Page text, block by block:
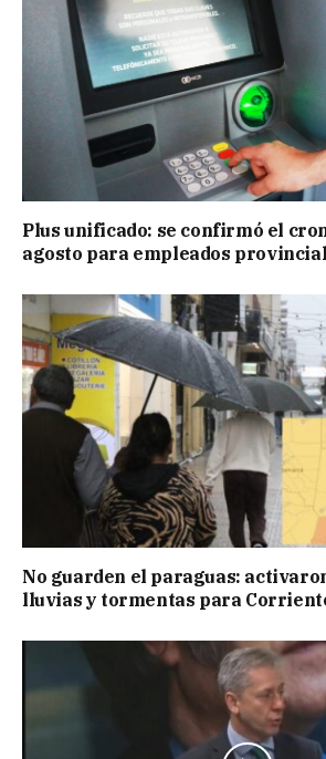
Plus unificado: se confirmó el
agosto para empleados
No guarden el paraguas:
lluvias y tormentas para